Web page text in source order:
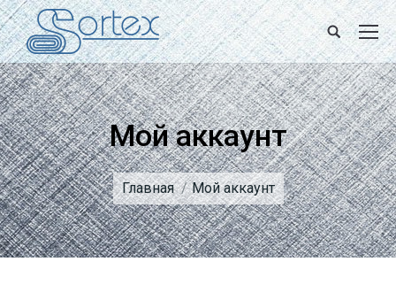
Поиск
Мой аккаунт
Вы здесь:
Главная Мой аккаунт